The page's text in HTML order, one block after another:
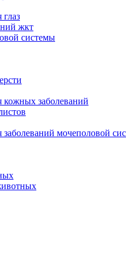
глаз
жкт
системы
кожных заболеваний
заболеваний мочеполовой